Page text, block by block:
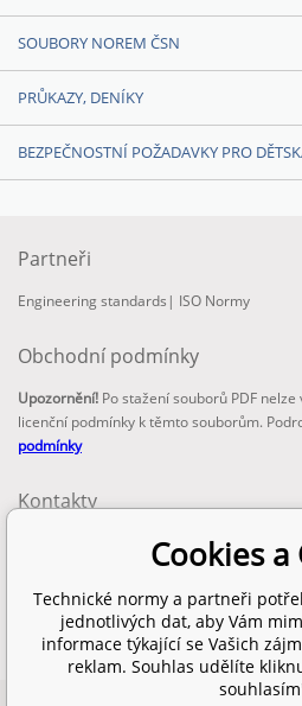
SOUBORY NOREM ČSN
PRŮKAZY, DENÍKY
BEZPEČNOSTNÍ POŽADAVKY PRO
Partneři
Engineering standards | ISO Normy
Obchodní podmínky
Upozornění! Po stažení souborů PDF
licenční podmínky k těmto souborům.
podmínky
Kontakty
info@technickenormy.cz
obchod@technickenormy.cz
Telefon:
+420 377 387 684
Cookies a
Technické normy a partneři
jednotlivých dat, aby Vám
informace týkající se Vašich
reklam. Souhlas udělíte